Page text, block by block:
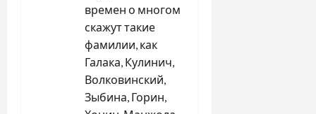
времен о многом
скажут такие
фамилии, как
Галака, Кулинич,
Волковинский,
Зыбина, Горин,